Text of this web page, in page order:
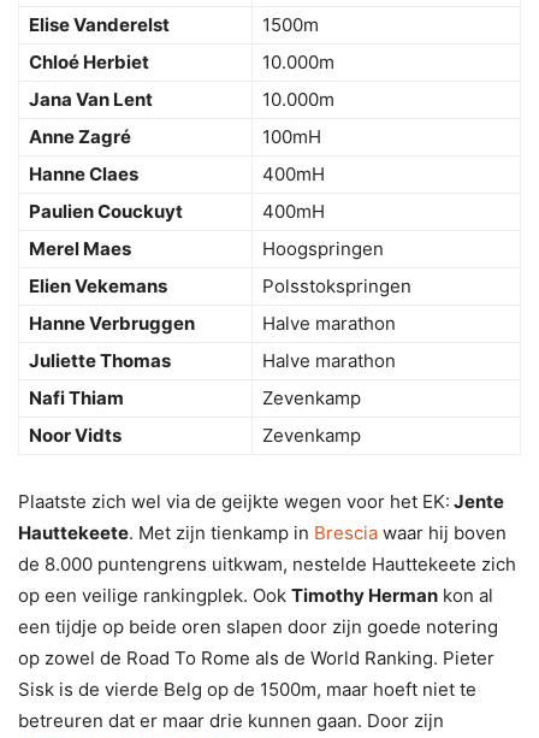
Elise Vanderelst
1500m
Chloé Herbiet
10.000m
Jana Van Lent
10.000m
Anne Zagré
100mH
Hanne Claes
400mH
Paulien Couckuyt
400mH
Merel Maes
Hoogspringen
Elien Vekemans
Polsstokspringen
Hanne Verbruggen
Halve marathon
Juliette Thomas
Halve marathon
Nafi Thiam
Zevenkamp
Noor Vidts
Zevenkamp
Plaatste zich wel via de geijkte wegen voor het EK: Jente
Hauttekeete. Met zijn tienkamp in Brescia waar hij boven
de 8.000 puntengrens uitkwam, nestelde Hauttekeete zich
op een veilige rankingplek. Ook Timothy Herman kon al
een tijdje op beide oren slapen door zijn goede notering
op zowel de Road To Rome als de World Ranking. Pieter
Sisk is de vierde Belg op de 1500m, maar hoeft niet te
betreuren dat er maar drie kunnen gaan. Door zijn